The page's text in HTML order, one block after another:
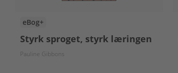
eBog+
Styrk sproget, styrk læringen
Pauline Gibbons